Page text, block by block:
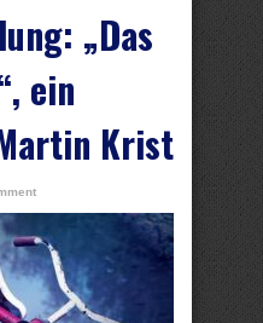
„Das
ein
Krist